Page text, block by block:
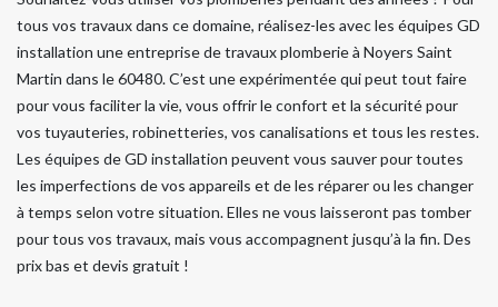
tous vos travaux dans ce domaine, réalisez-les avec les équipes GD
installation une entreprise de travaux plomberie à Noyers Saint
Martin dans le 60480. C’est une expérimentée qui peut tout faire
pour vous faciliter la vie, vous offrir le confort et la sécurité pour
vos tuyauteries, robinetteries, vos canalisations et tous les restes.
Les équipes de GD installation peuvent vous sauver pour toutes
les imperfections de vos appareils et de les réparer ou les changer
à temps selon votre situation. Elles ne vous laisseront pas tomber
pour tous vos travaux, mais vous accompagnent jusqu’à la fin. Des
prix bas et devis gratuit !